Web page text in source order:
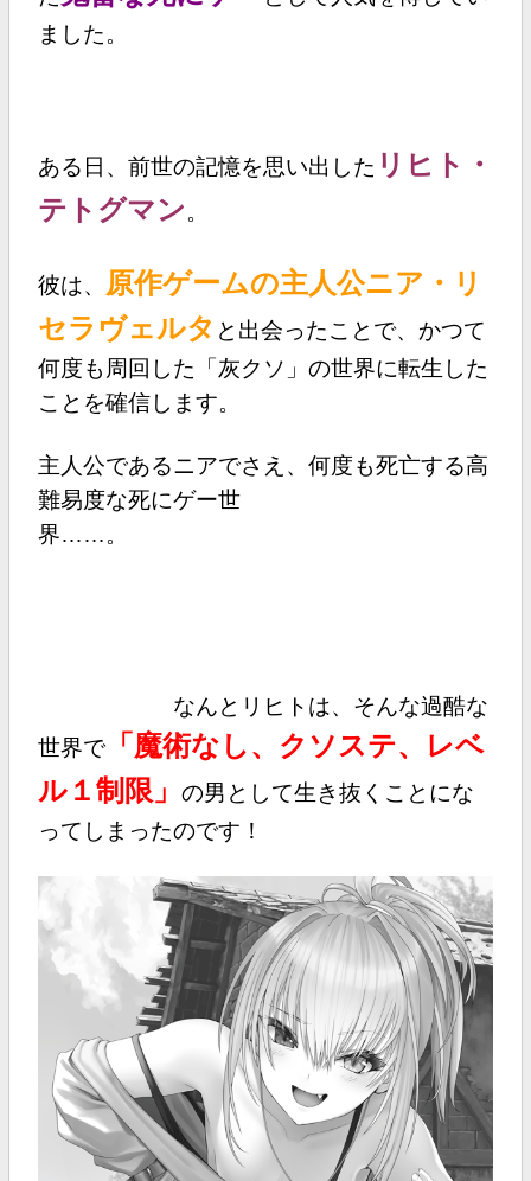
ました。
ある日、前世の記憶を思い出した リヒト・
テトグマン。
彼は、
原作ゲームの主人公ニア・リ
セラヴェルタ と出会ったことで、かつて
何度も周回した「灰クソ」の世界に転生した
ことを確信します。
主人公であるニアでさえ、何度も死亡する高
難易度な死にゲー世
界……。
なんとリヒトは、そんな過酷な
世界で「魔術なし、クソステ、レベ
ル１制限」
の男として生き抜くことにな
ってしまったのです！